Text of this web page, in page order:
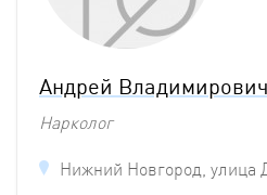
Андрей
Нарколог
Нижний Новгород, улица